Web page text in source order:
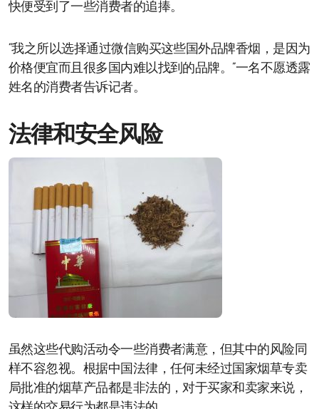
快便受到了一些消费者的追捧。
“我之所以选择通过微信购买这些国外品牌香烟，是因为
价格便宜而且很多国内难以找到的品牌。”一名不愿透露
姓名的消费者告诉记者。
法律和安全风险
虽然这些代购活动令一些消费者满意，但其中的风险同
样不容忽视。根据中国法律，任何未经过国家烟草专卖
局批准的烟草产品都是非法的，对于买家和卖家来说，